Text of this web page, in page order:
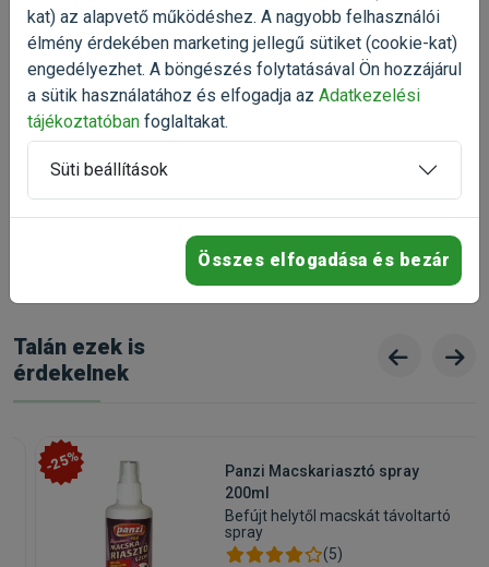
5
100%
4
0%
2
0%
1
Talán ezek is
érdekelnek
-25%
Panzi Macskariasztó spray
200ml
Befújt helytől macskát távoltartó
spray
(5)
kat) az alapvető működéshez. A nagyobb felhasználói
élmény érdekében marketing jellegű sütiket (cookie-kat)
engedélyezhet. A böngészés folytatásával Ön hozzájárul
a sütik használatához és elfogadja az Adatkezelési
tájékoztatóban foglaltakat.
Süti beállítások
Összes elfogadása és bezár